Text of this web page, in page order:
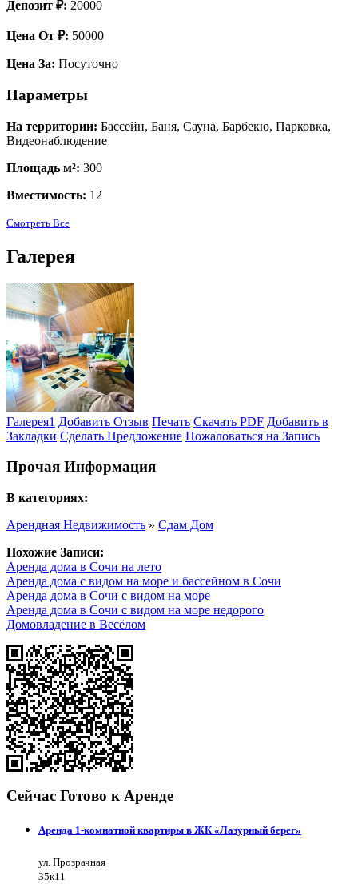
Депозит ₽: 20000
Цена От ₽: 50000
Цена За: Посуточно
Параметры
На территории: Бассейн, Баня, Сауна, Барбекю, Парковка,
Видеонаблюдение
Площадь м²: 300
Вместимость: 12
Смотреть Все
Галерея
Галерея1 Добавить Отзыв Печать Скачать PDF Добавить в
Закладки Сделать Предложение Пожаловаться на Запись
Прочая Информация
В категориях:
Арендная Недвижимость » Сдам Дом
Похожие Записи:
Аренда дома в Сочи на лето
Аренда дома с видом на море и бассейном в Сочи
Аренда дома в Сочи с видом на море
Аренда дома в Сочи с видом на море недорого
Домовладение в Весёлом
Сейчас Готово к Аренде
Аренда 1-комнатной квартиры в ЖК «Лазурный берег»
ул. Прозрачная
35к11